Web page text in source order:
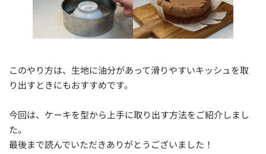
このやり方は、生地に油分があって滑りやすいキッシュを取
り出すときにもおすすめです。
今回は、ケーキを型から上手に取り出す方法をご紹介しまし
た。
最後まで読んでいただきありがとうございました！